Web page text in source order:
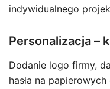
indywidualnego
Personalizacja –
Dodanie logo firmy,
hasła na